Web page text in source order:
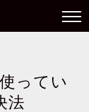
ってい
法